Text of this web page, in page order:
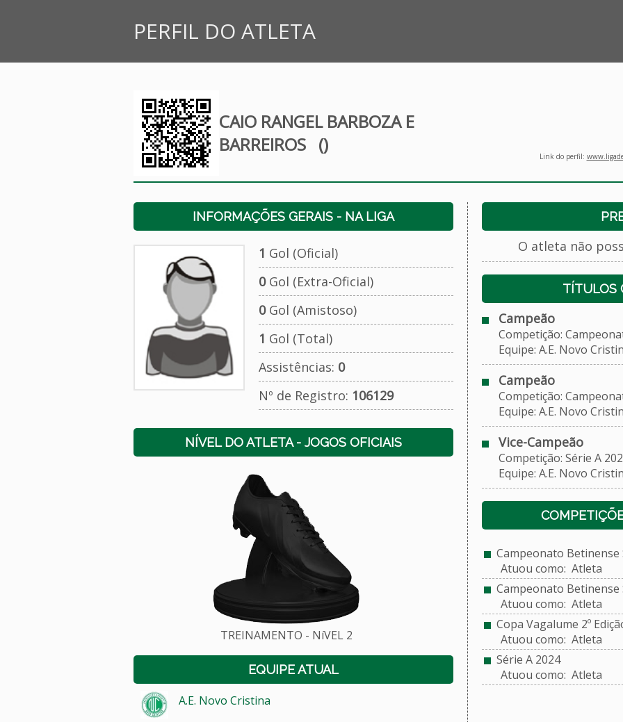
PERFIL DO ATLETA
CAIO RANGEL BARBOZA E
BARREIROS ()
Link do perfil:
INFORMAÇÕES GERAIS - NA LIGA
1 Gol (Oficial)
0Gol (Extra-Oficial)
0Gol (Amistoso)
1 Gol (Total)
Assistências: 0
Nº de Registro: 106129
NÍVEL DO ATLETA - JOGOS OFICIAIS
TREINAMENTO - NíVEL 2
EQUIPE ATUAL
A.E. Novo Cristina
O atleta não
TÍTULOS
Campeão
Competição:
Equipe: A.E. Novo
Campeão
Competição:
Equipe: A.E. Novo
Vice-Campeão
Competição: Série A
Equipe: A.E. Novo
Campeonato Betinense
Atuou como: Atleta
Campeonato Betinense
Atuou como: Atleta
Copa Vagalume 2º
Atuou como: Atleta
Série A 2024
Atuou como: Atleta